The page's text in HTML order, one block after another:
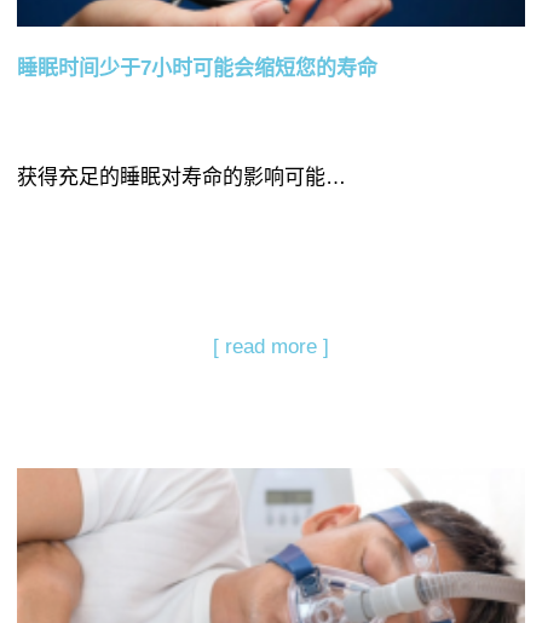
睡眠时间少于7小时可能会缩短您的寿命
获得充足的睡眠对寿命的影响可能…
[ read more ]